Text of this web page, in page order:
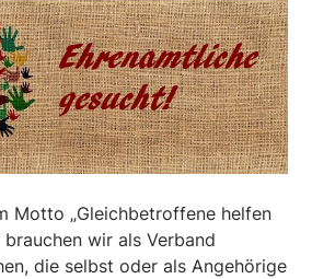
Motto „Gleichbetroffene helfen
wir als Verband
die selbst oder als Angehörige